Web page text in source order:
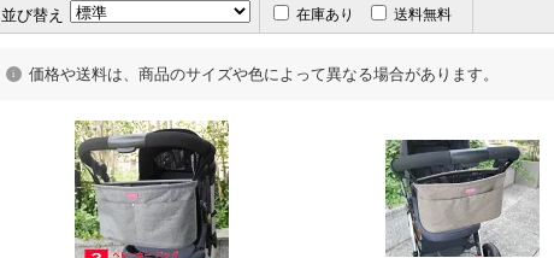
並び替え 在庫あり 送料無料
価格や送料は、商品のサイズや色によって異なる場合があります。